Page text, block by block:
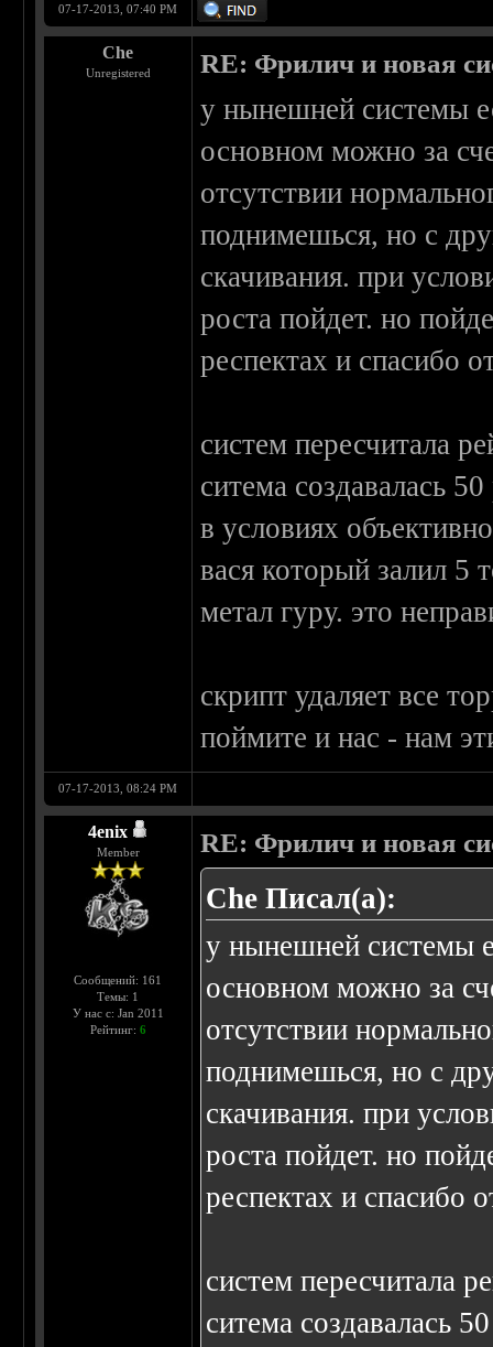
07-17-2013, 07:40 PM
Che
Unregistered RE: Фрилич и новая
у нынешней системы
основном можно за
отсутствии
поднимешься, но с
скачивания. при
роста пойдет. но
респектах и спасибо
систем пересчитала
ситема создавалась
в условиях
вася который залил 5
метал гуру. это
скрипт удаляет все
поймите и нас - нам
07-17-2013, 08:24 PM
4enix
Member
Сообщений: 161
Темы: 1
У нас с: Jan 2011
Рейтинг: 6
RE: Фрилич и новая
Che Писал(а):
у нынешней системы
основном можно за
отсутствии
поднимешься, но с
скачивания. при
роста пойдет. но
респектах и спасибо
систем пересчитала
ситема создавалась